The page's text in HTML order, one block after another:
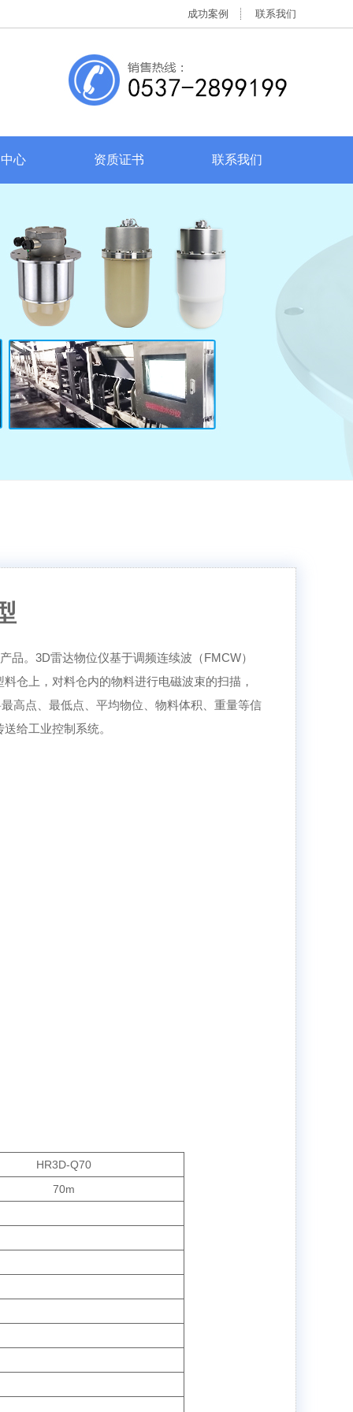
成功案例 联系我们
心 资质证书 联系我们
。3D雷达物位仪基于调频连续波（FMCW）
仓上，对料仓内的物料进行电磁波束的扫描，
高点、最低点、平均物位、物料体积、重量等信
给工业控制系统。
HR3D-Q70
70m